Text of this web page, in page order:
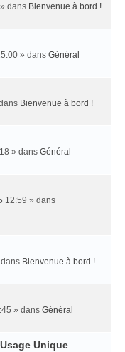
dans Bienvenue à bord !
» dans Général
Bienvenue à bord !
» dans Général
12:59 » dans
Bienvenue à bord !
» dans Général
Unique